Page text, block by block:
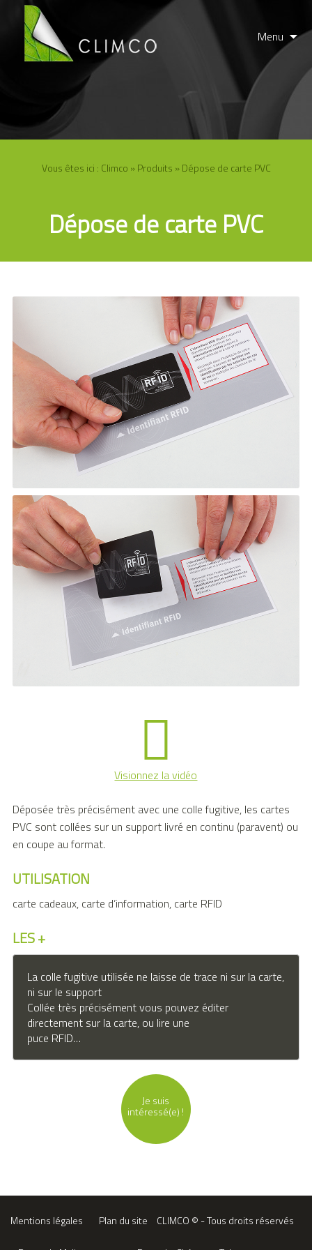
Menu
Vous êtes ici : Climco »Produits » Dépose de carte PVC
Dépose de carte PVC
Visionnez la vidéo
Déposée très précisément avec une colle fugitive, les cartes
PVC sont collées sur un support livré en continu (paravent) ou
en coupe au format.
UTILISATION
carte cadeaux, carte d’information, carte RFID
LES +
La colle fugitive utilisée ne laisse de trace ni sur la carte,
ni sur le support
Collée très précisément vous pouvez éditer
directement sur la carte, ou lire une
puce RFID…
Je suis
intéressé(e) !
Mentions légales Plan du site CLIMCO © - Tous droits réservés